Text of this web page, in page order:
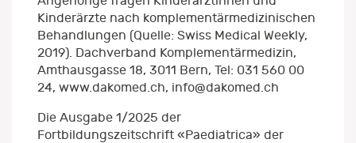
Kinderärzte nach komplementärmedizinischen
Behandlungen (Quelle: Swiss Medical Weekly,
2019). Dachverband Komplementärmedizin,
Amthausgasse 18, 3011 Bern, Tel: 031 560 00
24, www.dakomed.ch, info@dakomed.ch
Die Ausgabe 1/2025 der
Fortbildungszeitschrift «Paediatrica» der